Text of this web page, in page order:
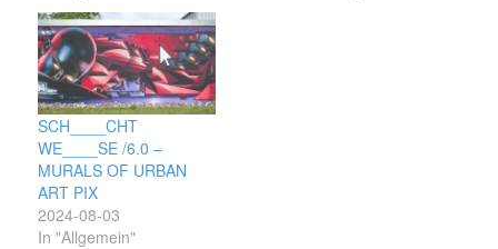
SCH____CHT
WE____SE /6.0 –
MURALS OF URBAN
ART PIX
2024-08-03
In "Allgemein"